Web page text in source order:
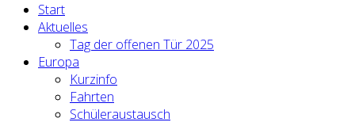
Start
Aktuelles
Tag der offenen Tür 2025
Europa
Kurzinfo
Fahrten
Schüleraustausch